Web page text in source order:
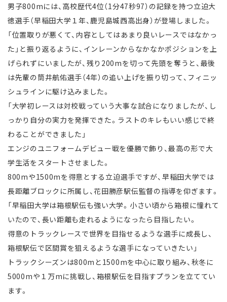
男子800mには、高校歴代4位（1分47秒97）の記録を持つ立迫大
徳選手（早稲田大学１年、鹿児島城西高出身）が登場しました。
「位置取りが悪くて、内容としてはあまり良いレースではなかっ
た」と振り返るように、インレーンからなかなかポジションを上
げられずにいましたが、残り200mを切って先頭を奪うと、最後
は先輩の筒井航佑選手（4年）の追い上げを振り切って、フィニッ
シュラインに駆け込みました。
「大学初レースは対校戦っていう大事な試合になりましたが、し
っかり自分の実力を発揮できた。ラストのキレもいい感じで終
わることができました」
エンジのユニフォームデビュー戦を優勝で飾り、最高の形で大
学生活をスタートさせました。
800mや1500mを得意とする立迫選手ですが、早稲田大学では
長距離ブロックに所属し、花田勝彦駅伝監督の指導を仰ぎます。
「早稲田大学は箱根駅伝も強い大学。小さい頃から箱根に憧れて
いたので、長い距離も走れるようになったら目指したい。
得意のトラックレースで世界を目指せるような選手に成長し、
箱根駅伝で区間賞を狙えるような選手になっていきたい」
トラックシーズンは800mと1500mを中心に取り組み、秋冬に
5000mや１万mに挑戦し、箱根駅伝を目指すプランを立ててい
ます。